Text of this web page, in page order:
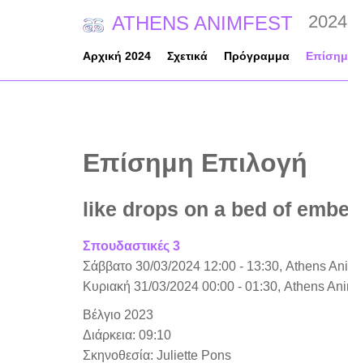
ATHENS ANIMFEST 2024
Αρχική 2024 Σχετικά Πρόγραμμα
Επίσημη Επιλογή
like drops on a bed of
Σπουδαστικές 3
Σάββατο 30/03/2024 12:00 - 13:30, Athens
Κυριακή 31/03/2024 00:00 - 01:30, Athens
Βέλγιο 2023
Διάρκεια: 09:10
Σκηνοθεσία: Juliette Pons